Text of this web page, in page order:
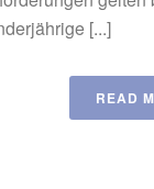
[...]
READ